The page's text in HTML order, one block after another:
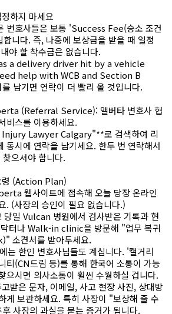
하지 마세요
변호사들은 보통 'Success Fee(승소 조건
니다. 즉, 나중에 보상금을 받을 때 일정
야 할 착수금은 없습니다.
a delivery driver hit by a vehicle
help with WCB and Section B
남기면 연락이 더 빨리 올 것입니다.
(Referral Service): 앨버타 변호사 협
비스를 이용하세요.
Lawyer Calgary"**로 검색하여 리
동시에 연락을 남기세요. 한두 번 연락해서
으셔야 합니다.
령 (Action Plan)
웹사이트에 접속해 오늘 당장 온라인
. (사장의 승인이 필요 없습니다.)
당일 Vulcan 병원에서 검사받은 기록과 현
터나 Walk-in clinic을 방문해 "업무 복귀
소견서를 받아두세요.
는 한인 변호사님들도 계십니다. '캘거리
티(CN드림 등)를 통해 한국어 소통이 가능
으시면 의사소통이 훨씬 수월하실 겁니다.
받은 문자, 이메일, 사고 현장 사진, 상대방
게 보관하세요. 특히 사장이 "보상해 줄 수
사장의 과실을 묻는 증거가 됩니다.